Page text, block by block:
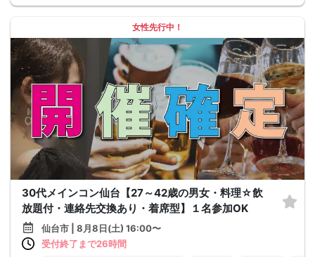
女性先行中！
30代メインコン仙台【27～42歳の男女・料理☆飲
放題付・連絡先交換あり・着席型】１名参加OK
仙台市 | 8月8日(土) 16:00〜
受付終了まで26時間